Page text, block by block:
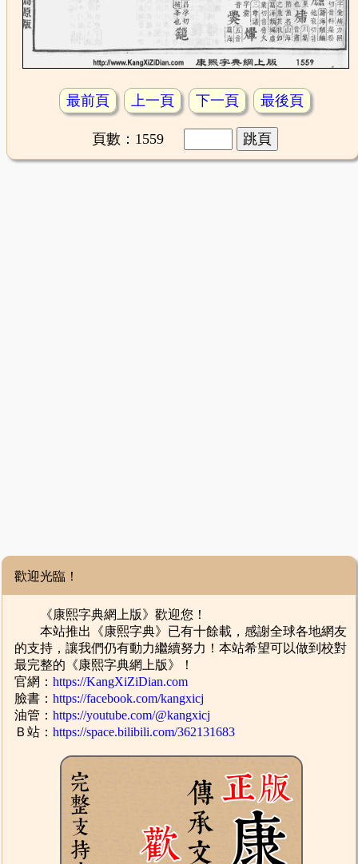
最前頁 上一頁 下一頁 最後頁
頁數：1559
歡迎光臨！
《康熙字典網上版》歡迎您！
本站推出《康熙字典》已有十餘載，感謝全球各地網友
的支持，讓我們仍有動力繼續努力！本站希望可以做到校對
最完整的《康熙字典網上版》！
官網：https://KangXiZiDian.com
臉書：https://facebook.com/kangxicj
油管：https://youtube.com/@kangxicj
Ｂ站：https://space.bilibili.com/362131683